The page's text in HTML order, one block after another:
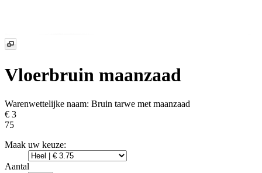
Vloerbruin maanzaad
Warenwettelijke naam: Bruin tarwe met maanzaad
€ 3
75
Maak uw keuze:
Aantal